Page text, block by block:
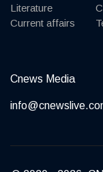
Literature
Current affairs
Cnews Media